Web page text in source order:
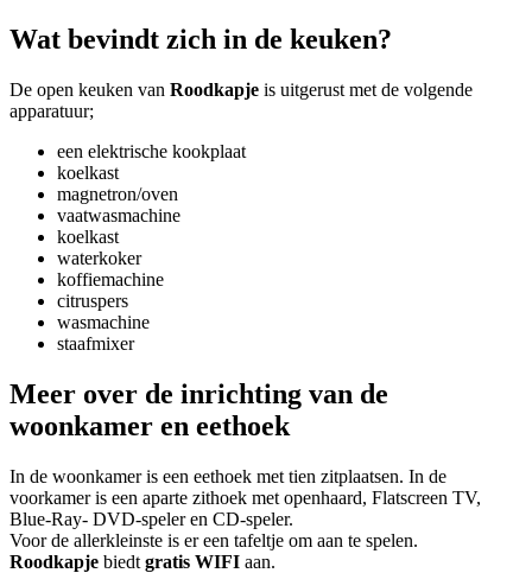
Wat bevindt zich in de keuken?
De open keuken van Roodkapje is uitgerust met de volgende
apparatuur;
een elektrische kookplaat
koelkast
magnetron/oven
vaatwasmachine
koelkast
waterkoker
koffiemachine
citruspers
wasmachine
staafmixer
Meer over de inrichting van de
woonkamer en eethoek
In de woonkamer is een eethoek met tien zitplaatsen. In de
voorkamer is een aparte zithoek met openhaard, Flatscreen TV,
Blue-Ray- DVD-speler en CD-speler.
Voor de allerkleinste is er een tafeltje om aan te spelen.
Roodkapje biedt gratis WIFI aan.